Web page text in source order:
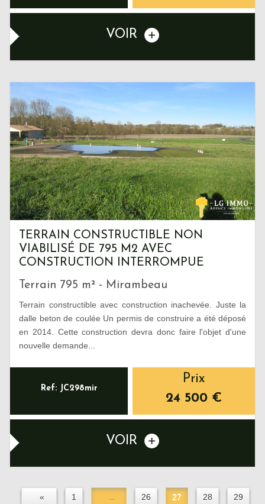
VOIR
TERRAIN CONSTRUCTIBLE NON
VIABILISÉ DE 795 M2 AVEC
CONSTRUCTION INTERROMPUE
Terrain 795 m² - Mirambeau
Terrain constructible avec construction inachevée. Juste la
dalle beton de coulée Un permis de construire a été déposé
en 2014. Cette construction devra donc faire l'objet d'une
nouvelle demande...
Ref: JC298mir
Prix
24 500 €
VOIR
« 1 26 27 28 29